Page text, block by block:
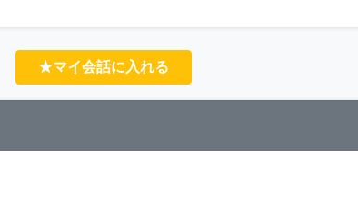
★マイ会話に入れる